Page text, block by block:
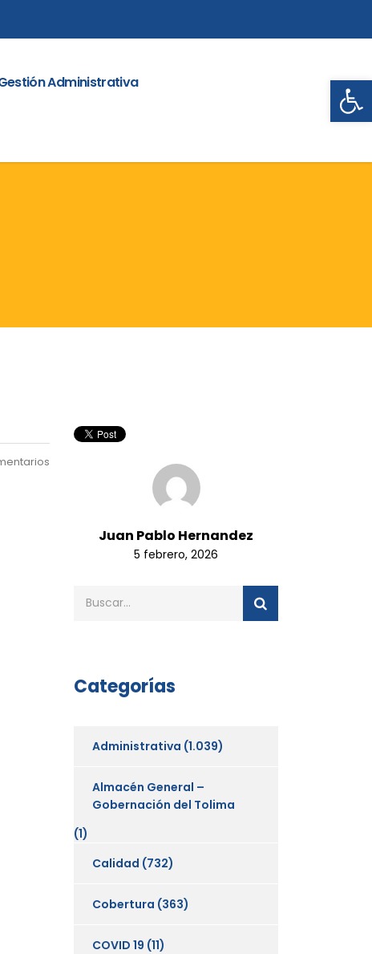
Administrativa
Juan Pablo Hernandez
5 febrero, 2026
Categorías
Administrativa (1.039)
Almacén General –
Gobernación del Tolima
(1)
Calidad (732)
Cobertura (363)
COVID 19 (11)